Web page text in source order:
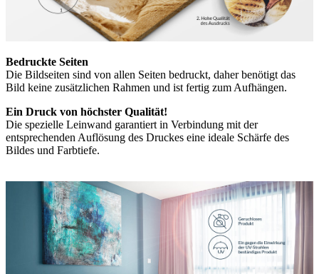
Bedruckte Seiten
Die Bildseiten sind von allen Seiten bedruckt, daher benötigt das
Bild keine zusätzlichen Rahmen und ist fertig zum Aufhängen.
Ein Druck von höchster Qualität!
Die spezielle Leinwand garantiert in Verbindung mit der
entsprechenden Auflösung des Druckes eine ideale Schärfe des
Bildes und Farbtiefe.